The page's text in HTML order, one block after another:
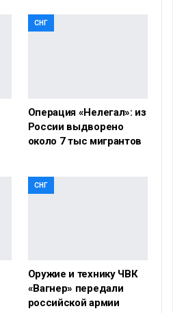
СНГ
Операция «Нелегал»: из
России выдворено
около 7 тыс мигрантов
СНГ
Оружие и технику ЧВК
«Вагнер» передали
российской армии